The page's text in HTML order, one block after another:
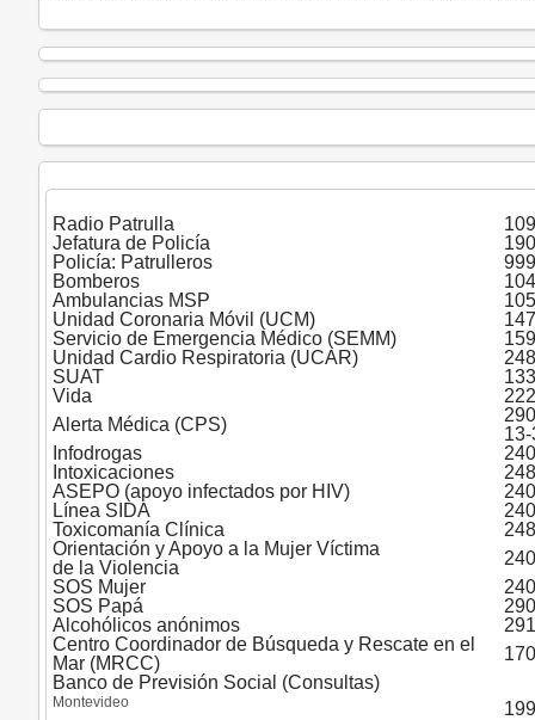
Radio Patrulla
Jefatura de Policía
Policía: Patrulleros
Bomberos
Ambulancias MSP
Unidad Coronaria Móvil (UCM)
Servicio de Emergencia Médico (SEMM)
Unidad Cardio Respiratoria (UCAR)
SUAT
Vida
Alerta Médica (CPS)
Infodrogas
Intoxicaciones
ASEPO (apoyo infectados por HIV)
Línea SIDA
Toxicomanía Clínica
Orientación y Apoyo a la Mujer Víctima
de la Violencia
SOS Mujer
SOS Papá
Alcohólicos anónimos
Centro Coordinador de Búsqueda y Rescate en el
Mar (MRCC)
Banco de Previsión Social (Consultas)
Montevideo